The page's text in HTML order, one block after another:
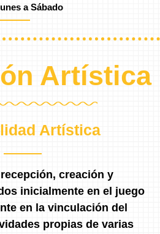
a Sábado
Artística
Artística
creación y
inicialmente en el juego
en la vinculación del
propias de varias